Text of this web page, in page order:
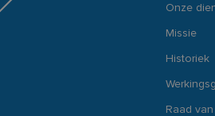
Onze
Missie
Historiek
Raad
popup-1